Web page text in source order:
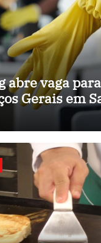
abre vaga
Gerais em